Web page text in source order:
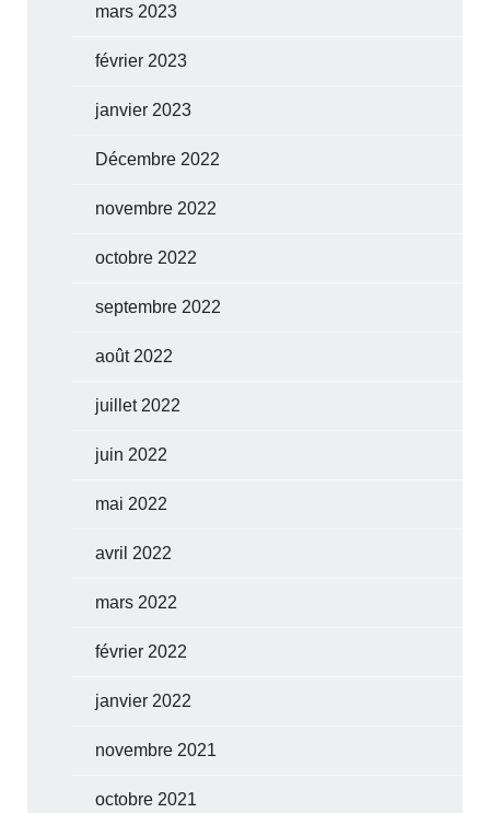
mars 2023
février 2023
janvier 2023
Décembre 2022
novembre 2022
octobre 2022
septembre 2022
août 2022
juillet 2022
juin 2022
mai 2022
avril 2022
mars 2022
février 2022
janvier 2022
novembre 2021
octobre 2021